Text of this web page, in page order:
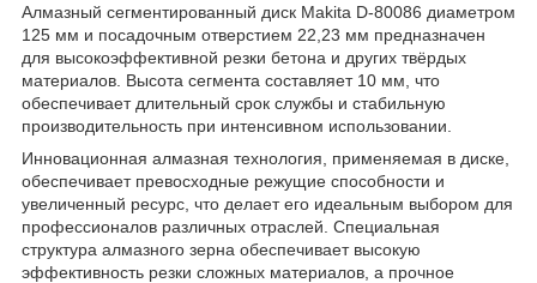
Алмазный сегментированный диск Makita D-80086 диаметром
125 мм и посадочным отверстием 22,23 мм предназначен
для высокоэффективной резки бетона и других твёрдых
материалов. Высота сегмента составляет 10 мм, что
обеспечивает длительный срок службы и стабильную
производительность при интенсивном использовании.
Инновационная алмазная технология, применяемая в диске,
обеспечивает превосходные режущие способности и
увеличенный ресурс, что делает его идеальным выбором для
профессионалов различных отраслей. Специальная
структура алмазного зерна обеспечивает высокую
эффективность резки сложных материалов, а прочное